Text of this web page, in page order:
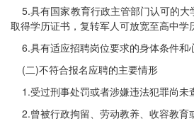
5.具有国家教育行政主管部门认可的大
取得学历证书，复转军人可放宽至高中学
6.具有适应招聘岗位要求的身体条件和
(二)不符合报名应聘的主要情形
1.受过刑事处罚或者涉嫌违法犯罪尚未
2.曾被行政拘留、劳动教养、收容教育